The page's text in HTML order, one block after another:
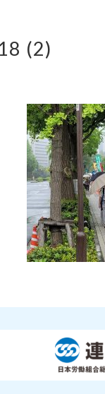
(2)